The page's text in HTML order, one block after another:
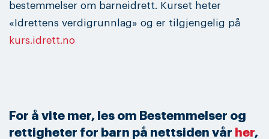
bestemmelser om barneidrett. Kurset heter
«Idrettens verdigrunnlag» og er tilgjengelig på
kurs.idrett.no
For å vite mer, les om Bestemmelser og
rettigheter for barn på nettsiden vår her,